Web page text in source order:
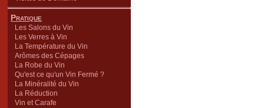
Pratique
Les Salons du Vin
Les Verres à Vin
La Température du Vin
Arômes des Cépages
La Robe du Vin
Qu'est ce qu'un Vin Fermé ?
La Minéralité du Vin
La Réduction
Vin et Carafe